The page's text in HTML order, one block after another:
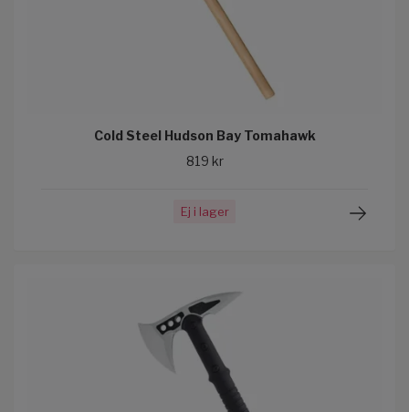
Cold Steel Hudson Bay Tomahawk
819 kr
Ej i lager